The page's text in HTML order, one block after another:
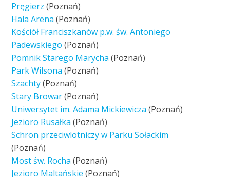
Pręgierz (Poznań)
Hala Arena (Poznań)
Kościół Franciszkanów p.w. św. Antoniego
Padewskiego (Poznań)
Pomnik Starego Marycha (Poznań)
Park Wilsona (Poznań)
Szachty(Poznań)
Stary Browar(Poznań)
Uniwersytet im. Adama Mickiewicza (Poznań)
Jezioro Rusałka (Poznań)
Schron przeciwlotniczy w Parku Sołackim
(Poznań)
Most św. Rocha (Poznań)
Jezioro Maltańskie (Poznań)